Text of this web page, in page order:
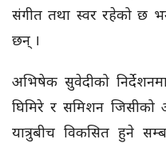
संगीत तथा स्वर रहेको छ
छन् ।
अभिषेक सुवेदीको
घिमिरे र समिशन
यात्रुबीच विकसित हुने